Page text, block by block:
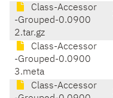
Class-Accessor
-Grouped-0.0900
2.tar.gz
Class-Accessor
-Grouped-0.0900
3.meta
Class-Accessor